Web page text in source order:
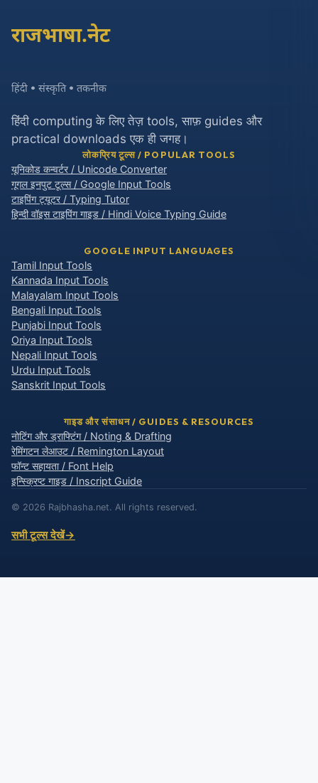
राजभाषा.नेट
हिंदी • संस्कृति • तकनीक
हिंदी computing के लिए तेज़ tools, साफ़ guides और
practical downloads एक ही जगह।
लोकप्रिय टूल्स / POPULAR TOOLS
यूनिकोड कन्वर्टर / Unicode Converter
गूगल इनपुट टूल्स / Google Input Tools
टाइपिंग ट्यूटर / Typing Tutor
हिन्दी वॉइस टाइपिंग गाइड / Hindi Voice Typing Guide
GOOGLE INPUT LANGUAGES
Tamil Input Tools
Kannada Input Tools
Malayalam Input Tools
Bengali Input Tools
Punjabi Input Tools
Oriya Input Tools
Nepali Input Tools
Urdu Input Tools
Sanskrit Input Tools
गाइड और संसाधन / GUIDES & RESOURCES
नोटिंग और ड्राफ्टिंग / Noting & Drafting
रेमिंगटन लेआउट / Remington Layout
फॉन्ट सहायता / Font Help
इन्स्क्रिप्ट गाइड / Inscript Guide
© 2026 Rajbhasha.net. All rights reserved.
सभी टूल्स देखें